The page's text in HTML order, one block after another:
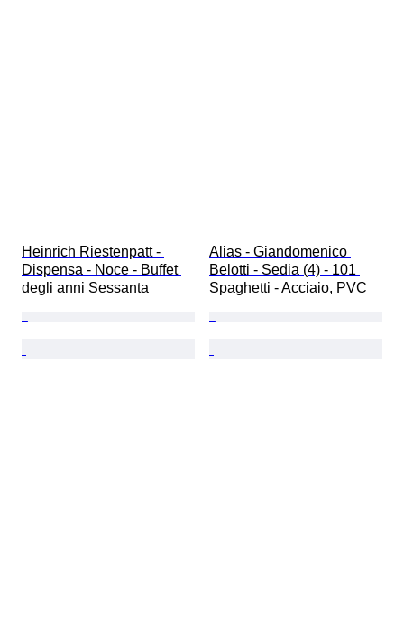
Heinrich Riestenpatt -
Dispensa - Noce - Buffet
degli anni Sessanta
Alias - Giandomenico
Belotti - Sedia (4) - 101
Spaghetti - Acciaio, PVC